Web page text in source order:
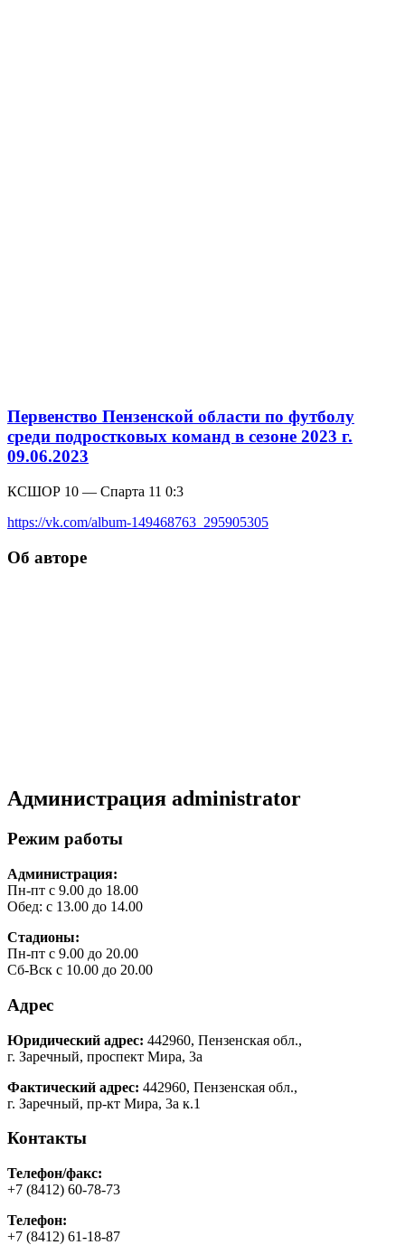
Первенство Пензенской области по футболу
среди подростковых команд в сезоне 2023 г.
09.06.2023
КСШОР 10 — Спарта 11 0:3
https://vk.com/album-149468763_295905305
Об авторе
Администрация administrator
Режим работы
Администрация:
Пн-пт с 9.00 до 18.00
Обед: с 13.00 до 14.00
Стадионы:
Пн-пт с 9.00 до 20.00
Сб-Вск с 10.00 до 20.00
Адрес
Юридический адрес: 442960, Пензенская обл.,
г. Заречный, проспект Мира, 3а
Фактический адрес: 442960, Пензенская обл.,
г. Заречный, пр-кт Мира, 3а к.1
Контакты
Телефон/факс:
+7 (8412) 60-78-73
Телефон:
+7 (8412) 61-18-87